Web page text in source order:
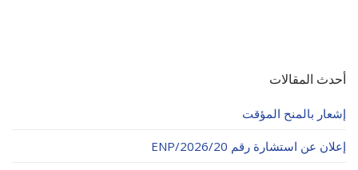
أحدث المقالات
إشعار بالمنح المؤقت
إعلان عن استشارة رقم 20/ENP/2026